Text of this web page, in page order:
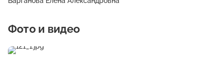
Фото и видео